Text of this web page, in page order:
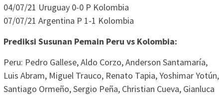
04/07/21 Uruguay 0-0 P Kolombia
07/07/21 Argentina P 1-1 Kolombia
Prediksi Susunan Pemain Peru vs Kolombia:
Peru: Pedro Gallese, Aldo Corzo, Anderson Santamaría,
Luis Abram, Miguel Trauco, Renato Tapia, Yoshimar Yotún,
Santiago Ormeño, Sergio Peña, Christian Cueva, Gianluca